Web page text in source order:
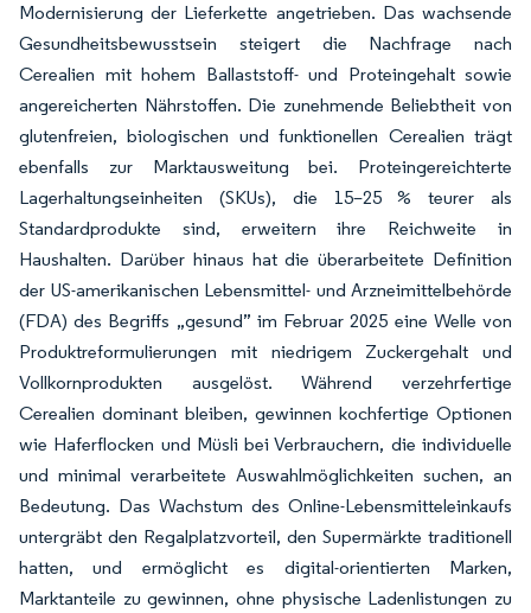
Modernisierung der Lieferkette angetrieben. Das wachsende
Gesundheitsbewusstsein steigert die Nachfrage nach
Cerealien mit hohem Ballaststoff- und Proteingehalt sowie
angereicherten Nährstoffen. Die zunehmende Beliebtheit von
glutenfreien, biologischen und funktionellen Cerealien trägt
ebenfalls zur Marktausweitung bei. Proteingereichterte
Lagerhaltungseinheiten (SKUs), die 15–25 % teurer als
Standardprodukte sind, erweitern ihre Reichweite in
Haushalten. Darüber hinaus hat die überarbeitete Definition
der US-amerikanischen Lebensmittel- und Arzneimittelbehörde
(FDA) des Begriffs „gesund” im Februar 2025 eine Welle von
Produktreformulierungen mit niedrigem Zuckergehalt und
Vollkornprodukten ausgelöst. Während verzehrfertige
Cerealien dominant bleiben, gewinnen kochfertige Optionen
wie Haferflocken und Müsli bei Verbrauchern, die individuelle
und minimal verarbeitete Auswahlmöglichkeiten suchen, an
Bedeutung. Das Wachstum des Online-Lebensmitteleinkaufs
untergräbt den Regalplatzvorteil, den Supermärkte traditionell
hatten, und ermöglicht es digital-orientierten Marken,
Marktanteile zu gewinnen, ohne physische Ladenlistungen zu